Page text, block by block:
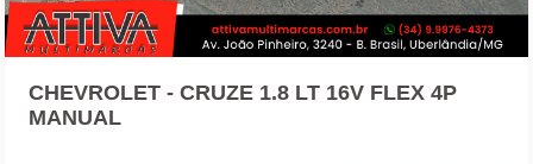
CHEVROLET - CRUZE 1.8 LT 16V FLEX 4P
MANUAL